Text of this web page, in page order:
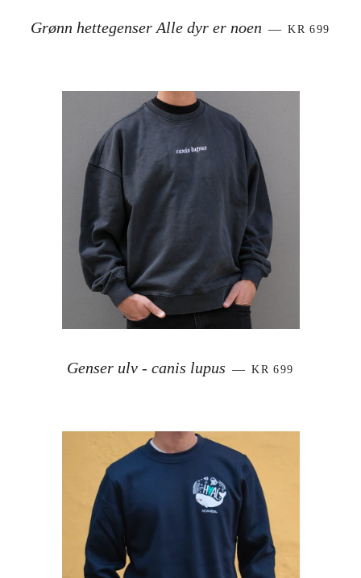
Grønn hettegenser Alle dyr er noen — VANLIG
KR 699
Genser ulv - canis lupus — VANLIG PRIS
KR 699